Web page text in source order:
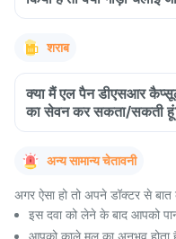
शराब
क्या मैं एल पैन डीएसआर
का सेवन कर सकता/सकती
अन्य सामान्य चेतावनी
अगर ऐसा हो तो अपने डॉक्टर से
इस दवा को लेने के बाद आपको
आपको काले मल का अनुभव होता